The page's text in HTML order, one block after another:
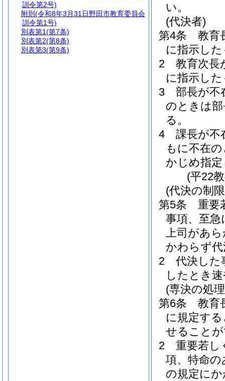
い。
(代決者)
第4条
教育
に指示し
2
教育次長
に指示し
3
部長が不
のときは
る。
4
課長が不
もに不在
かじめ指
(平22
(代決の制
第5条
重要
事項、至
上司があ
かわらず
2
代決した
したとき
(専決の処
第6条
教育
に規定す
せること
2
重要若し
項、特命
の規定に
訓令第2号)
附則 (令和8年3月31日野田市教育委員会
訓令第1号)
別表第1(第7条)
別表第2(第8条)
別表第3(第9条)